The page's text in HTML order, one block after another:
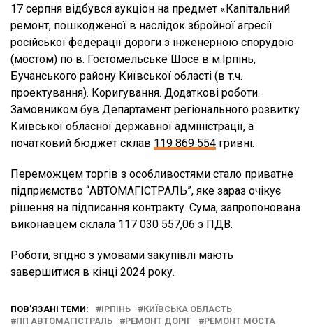
17 серпня відбувся аукціон на предмет «Капітальний
ремонт, пошкодженої в наслідок збройної агресії
російської федерації дороги з інженерною спорудою
(мостом) по в. Гостомельське Шосе в м.Ірпінь,
Бучанського району Київської області (в т.ч.
проектування). Коригування. Додаткові роботи.
Замовником був Департамент регіонального розвитку
Київської обласної державної адміністрації, а
початковий бюджет склав 119 869 554 гривні.
Переможцем торгів з особливостями стало приватне
підприємство “АВТОМАГІСТРАЛЬ”, яке зараз очікує
рішення на підписання контракту. Сума, запропонована
виконавцем склала 117 030 557,06 з ПДВ.
Роботи, згідно з умовами закупівлі мають
завершитися в кінці 2024 року.
ПОВ’ЯЗАНІ ТЕМИ: ІРПІНЬ
КИЇВСЬКА ОБЛАСТЬ
ПП АВТОМАГІСТРАЛЬ
РЕМОНТ ДОРІГ РЕМОНТ МОСТА